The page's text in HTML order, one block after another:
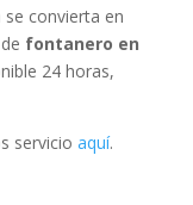
convierta en
fontanero en
24 horas,
servicio aquí.